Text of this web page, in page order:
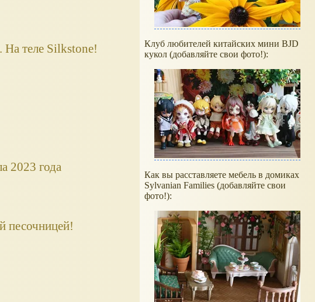
теле Silkstone!
2023 года
песочницей!
Клуб любителей китайских мини BJD
кукол (добавляйте свои фото!):
Как вы расставляете мебель в домиках
Sylvanian Families (добавляйте свои
фото!):